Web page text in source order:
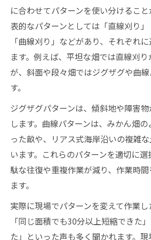
に合わせてパターンを使い分けるこ
表的なパターンとしては「直線刈り」
「曲線刈り」などがあり、それぞれ
ます。例えば、平坦な畑では直線刈
が、斜面や段々畑ではジグザグや曲
す。
ジグザグパターンは、傾斜地や障害
します。曲線パターンは、みかん畑
った畝や、リアス式海岸沿いの複雑
います。これらのパターンを適切に
駄な往復や重複作業が減り、作業時
ます。
実際に現場でパターンを変えて作業し
「同じ面積でも30分以上短縮できた
た」といった声も多く聞かれます。